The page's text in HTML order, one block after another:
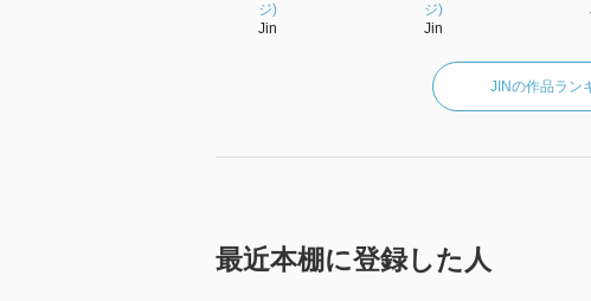
ジ)
Jin
ジ)
Jin
JINの作品ラン
最近本棚に登録した人